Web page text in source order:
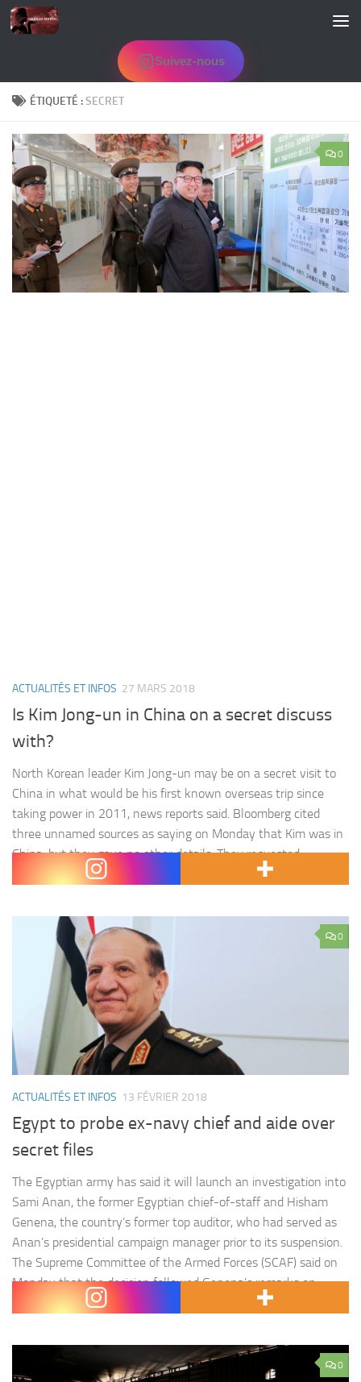
Skip to content
Suivez-nous
ÉTIQUETÉ :SECRET
0
ACTUALITÉS ET INFOS 27 MARS 2018
Is Kim Jong-un in China on a secret discuss
with?
North Korean leader Kim Jong-un may be on a secret visit to
China in what would be his first known overseas trip since
taking power in 2011, news reports said. Bloomberg cited
three unnamed sources as saying on Monday that Kim was in
China, but they gave no other details. They requested
anonymity because of…
0
ACTUALITÉS ET INFOS 13 FÉVRIER 2018
Egypt to probe ex-navy chief and aide over
secret files
The Egyptian army has said it will launch an investigation into
Sami Anan, the former Egyptian chief-of-staff and Hisham
Genena, the country’s former top auditor, who had served as
Anan’s presidential campaign manager prior to its suspension.
The Supreme Committee of the Armed Forces (SCAF) said on
Monday that the decision followed Genena’s remarks on
Sunday,…
0